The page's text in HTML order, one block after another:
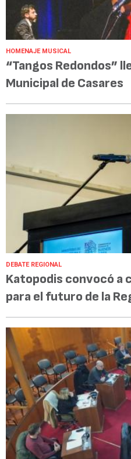
HOMENAJE MUSICAL
“Tangos Redondos”
Municipal de Casares
DEBATE REGIONAL
Katopodis convocó a
para el futuro de la